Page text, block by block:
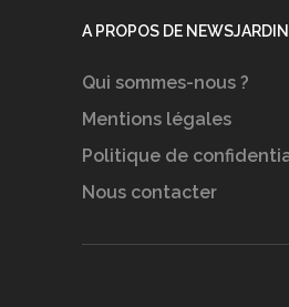
A PROPOS DE
Qui sommes-nous ?
Mentions légales
Politique de
Nous contacter